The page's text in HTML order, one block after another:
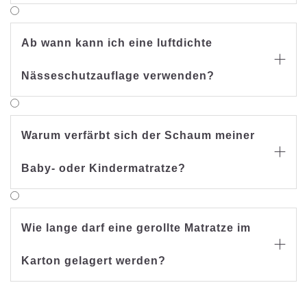
Ab wann kann ich eine luftdichte
Nässeschutzauflage verwenden?

Warum verfärbt sich der Schaum meiner
Baby- oder Kindermatratze?

Wie lange darf eine gerollte Matratze im
Karton gelagert werden?
